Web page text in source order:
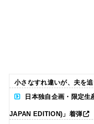
小さなすれ違いが、夫を追
日本独自企画・限定
JAPAN EDITION)」着弾